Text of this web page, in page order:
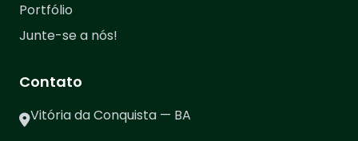
Portfólio
Junte-se a nós!
Contato
Vitória da Conquista — BA